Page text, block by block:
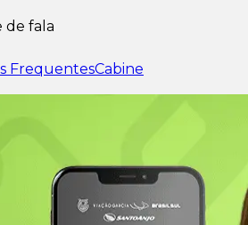
de fala
FrequentesCabine